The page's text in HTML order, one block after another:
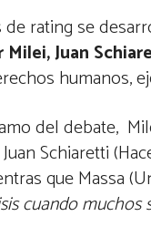
rating se
Milei, Juan
humanos,
del debate,
Schiaretti
que Massa
cuando